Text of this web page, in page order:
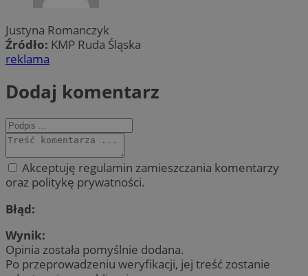
Justyna Romanczyk
Źródło: KMP Ruda Śląska
reklama
Dodaj komentarz
Akceptuję regulamin zamieszczania komentarzy
oraz politykę prywatności.
Błąd:
Wynik:
Opinia została pomyślnie dodana.
Po przeprowadzeniu weryfikacji, jej treść zostanie